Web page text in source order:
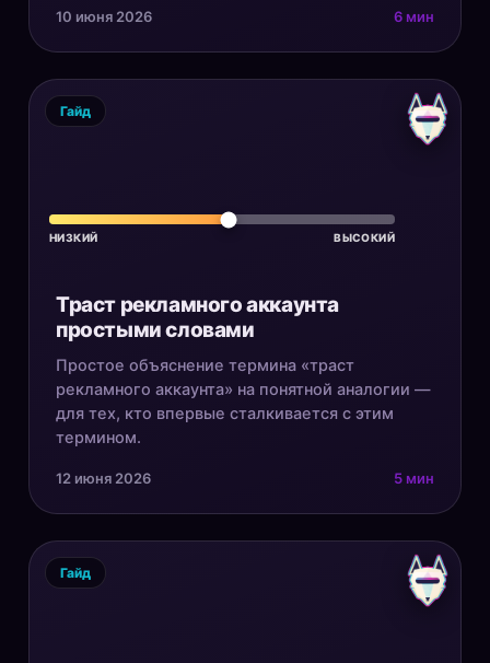
10 июня 2026 6 мин
НИЗКИЙ ВЫСОКИЙ
Гайд
Траст рекламного аккаунта
простыми словами
Простое объяснение термина «траст
рекламного аккаунта» на понятной аналогии —
для тех, кто впервые сталкивается с этим
термином.
12 июня 2026 5 мин
Гайд